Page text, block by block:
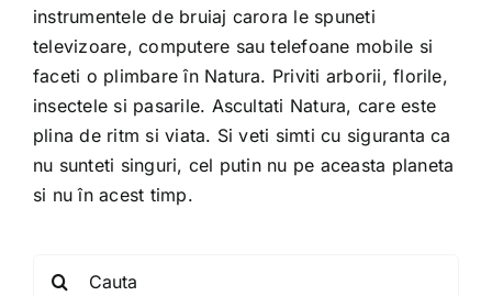
instrumentele de bruiaj carora le spuneti
televizoare, computere sau telefoane mobile si
faceti o plimbare în Natura. Priviti arborii, florile,
insectele si pasarile. Ascultati Natura, care este
plina de ritm si viata. Si veti simti cu siguranta ca
nu sunteti singuri, cel putin nu pe aceasta planeta
si nu în acest timp.